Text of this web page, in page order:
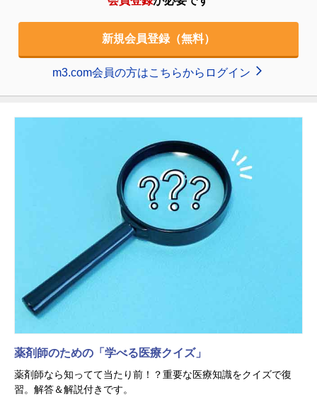
新規会員登録（無料）
m3.com会員の方はこちらからログイン
薬剤師のための「学べる医療クイズ」
薬剤師なら知ってて当たり前！？重要な医療知識をクイズで復
習。解答＆解説付きです。